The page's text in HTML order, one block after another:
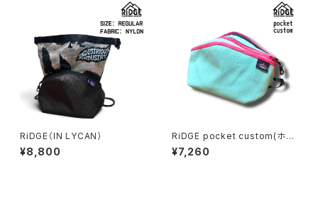
RiDGE（IN LYCAN）
¥8,800
RiDGE pocket custom(ホラ
イズン×ピンク)
¥7,260